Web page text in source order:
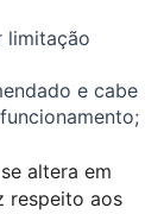
limitação
e cabe
altera em
respeito aos